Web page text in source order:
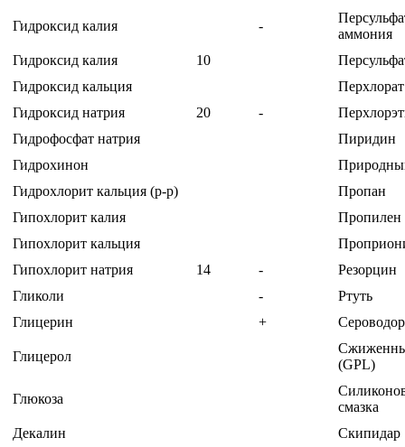
Гидроксид калия -
аммония
Гидроксид калия
10
Гидроксид кальция
Гидроксид натрия
20 -
Гидрофосфат натрия
Пиридин
Гидрохинон
Гидрохлорит кальция (р-р)
Пропан
Гипохлорит калия
Пропилен
Гипохлорит кальция
Гипохлорит натрия
14 -
Резорцин
Гликоли
-
Ртуть
Глицерин
+
Глицерол
(GPL)
Глюкоза
смазка
Декалин
Скипидар